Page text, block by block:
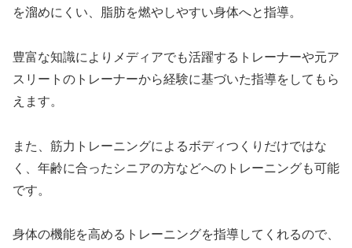
を溜めにくい、脂肪を燃やしやすい身体へと指導。
豊富な知識によりメディアでも活躍するトレーナーや元ア
スリートのトレーナーから経験に基づいた指導をしてもら
えます。
また、筋力トレーニングによるボディつくりだけではな
く、年齢に合ったシニアの方などへのトレーニングも可能
です。
身体の機能を高めるトレーニングを指導してくれるので、